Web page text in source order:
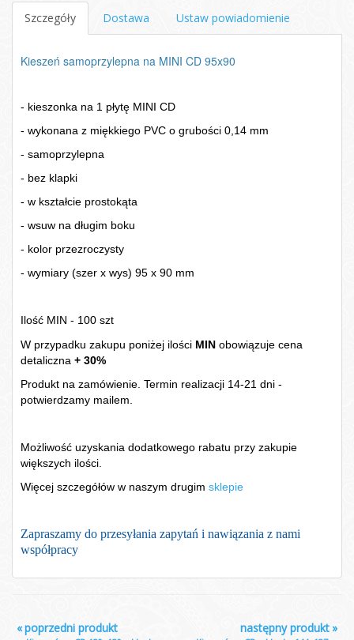
Szczegóły Dostawa Ustaw powiadomienie
Kieszeń samoprzylepna na MINI CD 95x90
- kieszonka na 1 płytę MINI CD
- wykonana z miękkiego PVC o grubości 0,14 mm
- samoprzylepna
- bez klapki
- w kształcie prostokąta
- wsuw na długim boku
- kolor przezroczysty
- wymiary (szer x wys) 95 x 90 mm
Ilość MIN - 100 szt
W przypadku zakupu poniżej ilości MIN obowiązuje cena
detaliczna + 30%
Produkt na zamówienie. Termin realizacji 14-21 dni -
potwierdzamy mailem.
Możliwość uzyskania dodatkowego rabatu przy zakupie
większych ilości.
Więcej szczegółów w naszym drugim sklepie
Zapraszamy do przesyłania zapytań i nawiązania z nami
współpracy
«poprzedni produkt »
następny produkt